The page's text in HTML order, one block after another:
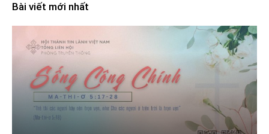
Bài viết mới nhất